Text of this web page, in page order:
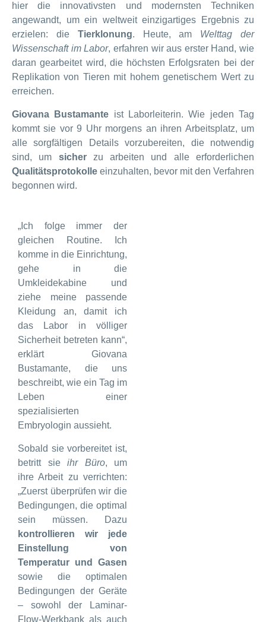
hier die innovativsten und modernsten Techniken
angewandt, um ein weltweit einzigartiges Ergebnis zu
erzielen: die Tierklonung. Heute, am Welttag der
Wissenschaft im Labor, erfahren wir aus erster Hand, wie
daran gearbeitet wird, die höchsten Erfolgsraten bei der
Replikation von Tieren mit hohem genetischem Wert zu
erreichen.
Giovana Bustamante ist Laborleiterin. Wie jeden Tag
kommt sie vor 9 Uhr morgens an ihren Arbeitsplatz, um
alle sorgfältigen Details vorzubereiten, die notwendig
sind, um sicher zu arbeiten und alle erforderlichen
Qualitätsprotokolle einzuhalten, bevor mit den Verfahren
begonnen wird.
„Ich folge immer der
gleichen Routine. Ich
komme in die Einrichtung,
gehe in die
Umkleidekabine und
ziehe meine passende
Kleidung an, damit ich
das Labor in völliger
Sicherheit betreten kann“,
erklärt Giovana
Bustamante, die uns
beschreibt, wie ein Tag im
Leben einer
spezialisierten
Embryologin aussieht.
Sobald sie vorbereitet ist,
betritt sie ihr Büro, um
ihre Arbeit zu verrichten:
„Zuerst überprüfen wir die
Bedingungen, die optimal
sein müssen. Dazu
kontrollieren wir jede
Einstellung von
Temperatur und Gasen
sowie die optimalen
Bedingungen der Geräte
– sowohl der Laminar-
Flow-Werkbank als auch